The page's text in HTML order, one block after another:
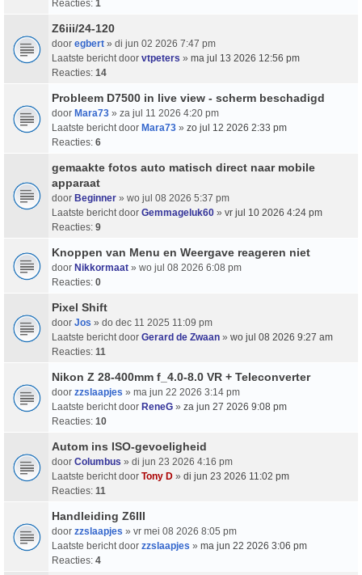
Reacties: 1
Z6iii/24-120
door egbert » di jun 02 2026 7:47 pm
Laatste bericht door vtpeters » ma jul 13 2026 12:56 pm
Reacties: 14
Probleem D7500 in live view - scherm beschadigd
door Mara73 » za jul 11 2026 4:20 pm
Laatste bericht door Mara73 » zo jul 12 2026 2:33 pm
Reacties: 6
gemaakte fotos auto matisch direct naar mobile
apparaat
door Beginner » wo jul 08 2026 5:37 pm
Laatste bericht door Gemmageluk60 » vr jul 10 2026 4:24 pm
Reacties: 9
Knoppen van Menu en Weergave reageren niet
door Nikkormaat » wo jul 08 2026 6:08 pm
Reacties: 0
Pixel Shift
door Jos » do dec 11 2025 11:09 pm
Laatste bericht door Gerard de Zwaan » wo jul 08 2026 9:27 am
Reacties: 11
Nikon Z 28-400mm f_4.0-8.0 VR + Teleconverter
door zzslaapjes » ma jun 22 2026 3:14 pm
Laatste bericht door ReneG » za jun 27 2026 9:08 pm
Reacties: 10
Autom ins ISO-gevoeligheid
door Columbus » di jun 23 2026 4:16 pm
Laatste bericht door Tony D » di jun 23 2026 11:02 pm
Reacties: 11
Handleiding Z6III
door zzslaapjes » vr mei 08 2026 8:05 pm
Laatste bericht door zzslaapjes » ma jun 22 2026 3:06 pm
Reacties: 4